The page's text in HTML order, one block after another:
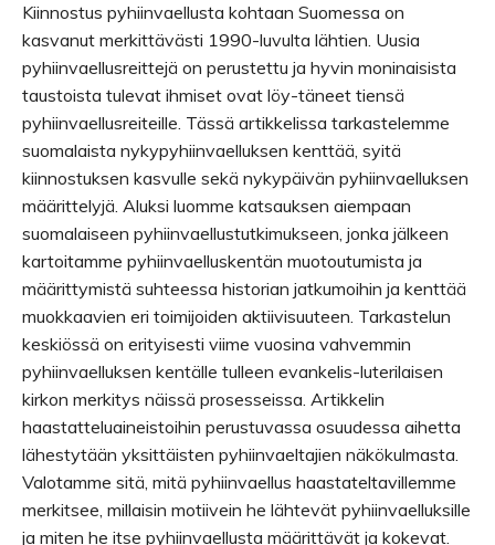
Kiinnostus pyhiinvaellusta kohtaan Suomessa on
kasvanut merkittävästi 1990-luvulta lähtien. Uusia
pyhiinvaellusreittejä on perustettu ja hyvin moninaisista
taustoista tulevat ihmiset ovat löy-täneet tiensä
pyhiinvaellusreiteille. Tässä artikkelissa tarkastelemme
suomalaista nykypyhiinvaelluksen kenttää, syitä
kiinnostuksen kasvulle sekä nykypäivän pyhiinvaelluksen
määrittelyjä. Aluksi luomme katsauksen aiempaan
suomalaiseen pyhiinvaellustutkimukseen, jonka jälkeen
kartoitamme pyhiinvaelluskentän muotoutumista ja
määrittymistä suhteessa historian jatkumoihin ja kenttää
muokkaavien eri toimijoiden aktiivisuuteen. Tarkastelun
keskiössä on erityisesti viime vuosina vahvemmin
pyhiinvaelluksen kentälle tulleen evankelis-luterilaisen
kirkon merkitys näissä prosesseissa. Artikkelin
haastatteluaineistoihin perustuvassa osuudessa aihetta
lähestytään yksittäisten pyhiinvaeltajien näkökulmasta.
Valotamme sitä, mitä pyhiinvaellus haastateltavillemme
merkitsee, millaisin motiivein he lähtevät pyhiinvaelluksille
ja miten he itse pyhiinvaellusta määrittävät ja kokevat.